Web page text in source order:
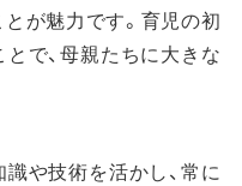
が魅力です。育児の初
で、母親たちに大きな
や技術を活かし、常に